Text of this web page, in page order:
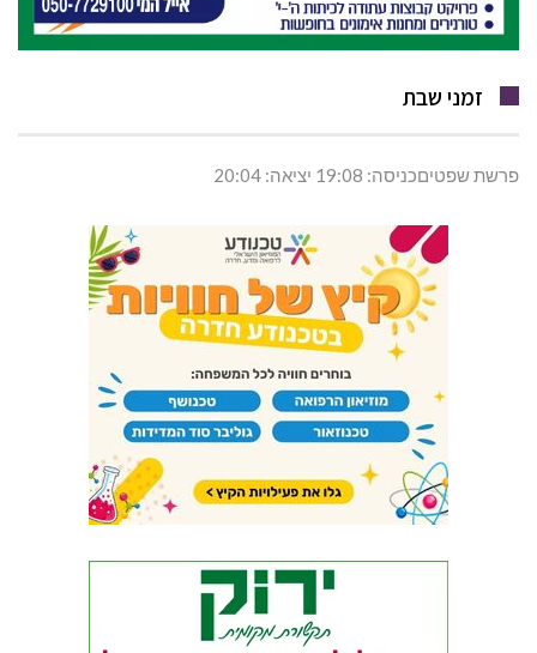
זמני שבת
פרשת שפטיםכניסה: 19:08 יציאה: 20:04